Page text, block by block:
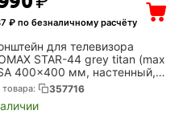
₽ по безналичному расчёту
для телевизора
STAR-44 grey titan (max
400x400 мм, настенный,
max 40 кг) (20162)
20162)
357716